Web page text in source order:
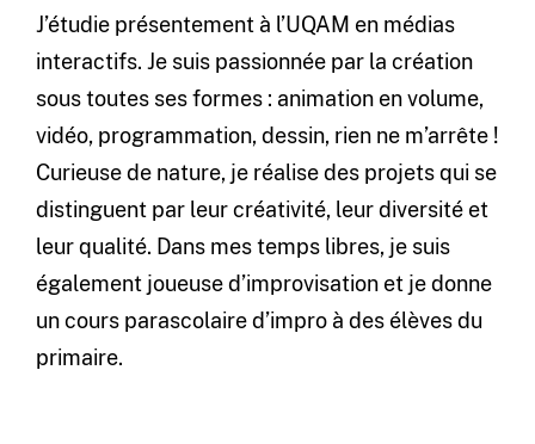
J’étudie présentement à l’UQAM en médias
interactifs. Je suis passionnée par la création
sous toutes ses formes : animation en volume,
vidéo, programmation, dessin, rien ne m’arrête !
Curieuse de nature, je réalise des projets qui se
distinguent par leur créativité, leur diversité et
leur qualité. Dans mes temps libres, je suis
également joueuse d’improvisation et je donne
un cours parascolaire d’impro à des élèves du
primaire.